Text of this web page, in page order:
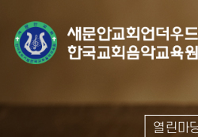
열린마